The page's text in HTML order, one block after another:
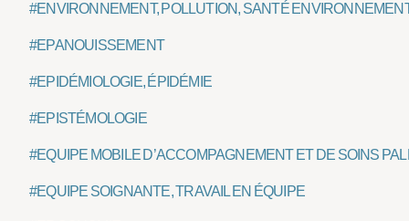
#ENVIRONNEMENT, POLLUTION, SANTÉ
#EPANOUISSEMENT
#EPIDÉMIOLOGIE, ÉPIDÉMIE
#EPISTÉMOLOGIE
#EQUIPE MOBILE D’ACCOMPAGNEMENT ET DE SOINS
#EQUIPE SOIGNANTE, TRAVAIL EN ÉQUIPE